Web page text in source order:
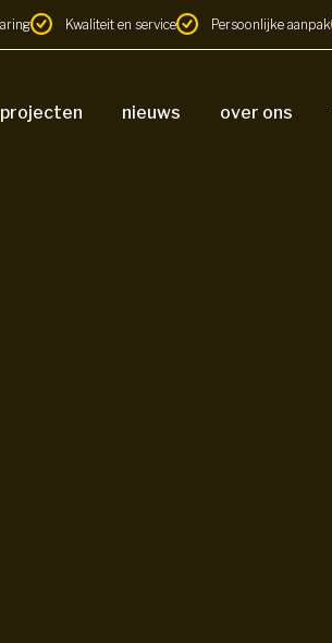
Kwaliteit en service Persoonlijke aanpak
projecten nieuws over ons